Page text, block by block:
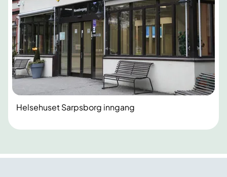
Helsehuset Sarpsborg inngang